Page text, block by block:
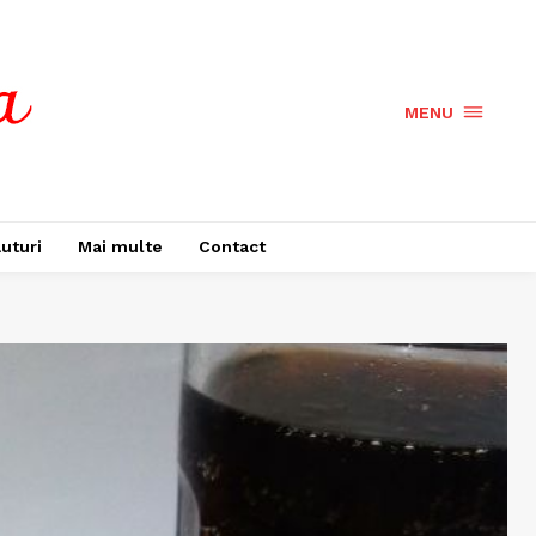
MENU
Mai multe Contact